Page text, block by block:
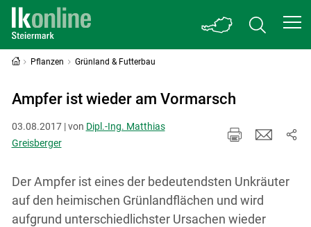
Pflanzen Grünland & Futterbau
Ampfer ist wieder am Vormarsch
03.08.2017 | von Dipl.-Ing. Matthias
Greisberger
Der Ampfer ist eines der bedeutendsten Unkräuter
auf den heimischen Grünlandflächen und wird
aufgrund unterschiedlichster Ursachen wieder